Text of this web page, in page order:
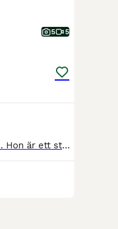
5 5
Nu är det dags för vår fina tjej att hitta sitt nya hem. Hon är ett sto av rasen Svensk Ridponny, maxad C-ponny och fyller snart 13 år. Hon säljs som en projektponny – inte på grund av skador, utan för att hon kräver en ryttare och ledare som kan ge henne rätt vägledning och fortsätta hennes utveckling. Hantering & Markarbete I den dagliga hanteringen är hon riktigt dukti